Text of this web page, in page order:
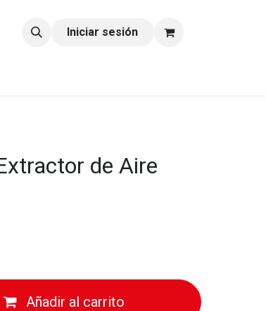
Iniciar sesión
de Aire
Añadir al carrito